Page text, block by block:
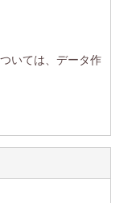
いては、データ作